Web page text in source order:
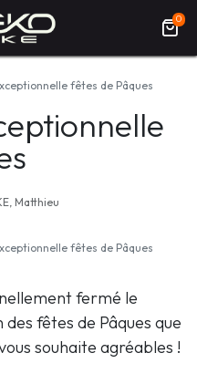
0
fêtes de Pâques
Matthieu
fêtes de Pâques
fermé le
fêtes de Pâques que
souhaite agréables !